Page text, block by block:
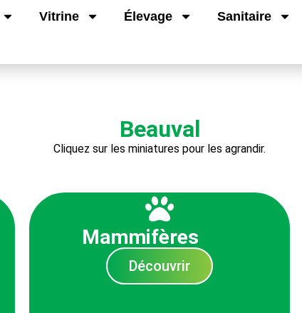
Vitrine Élevage Sanitaire
Beauval
Cliquez sur les miniatures pour les agrandir.
Mammifères
Découvrir